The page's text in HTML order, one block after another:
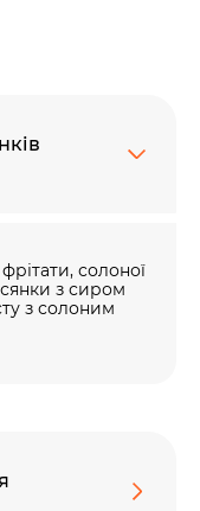
солоної
з сиром
з солоним